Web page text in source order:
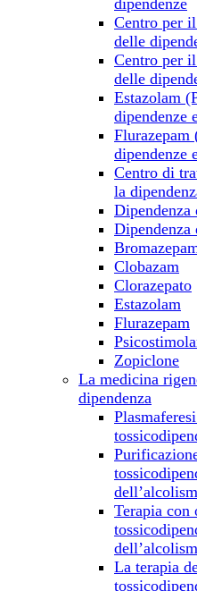
dipendenze
Centro per
delle
Centro per
delle
Estazolam
dipendenze
Flurazepam
dipendenze
Centro di
la
Dipendenza
Dipendenza
Clobazam
Clorazepato
Estazolam
Flurazepam
Zopiclone
La medicina
dipendenza
Terapia con
La terapia